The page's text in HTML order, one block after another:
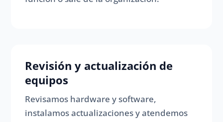
Revisión y actualización de
equipos
Revisamos hardware y software,
instalamos actualizaciones y atendemos